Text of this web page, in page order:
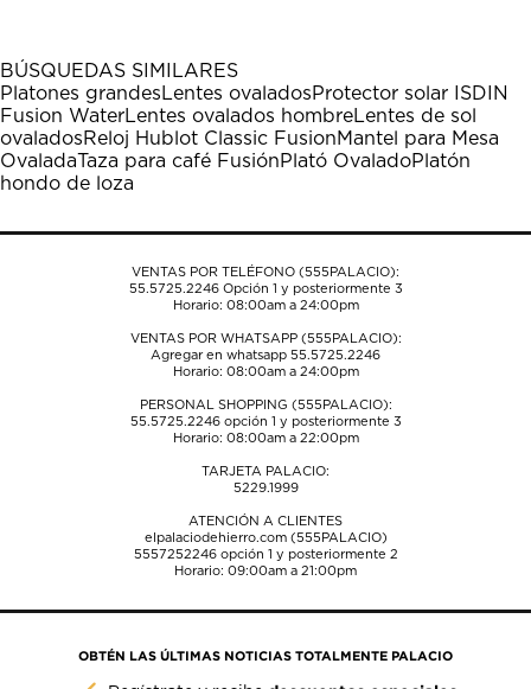
1
estrella
Esta
acción
abrirá
el
formulario
envío.
estrellas.
Esta
acción
abrirá
el
formulario
envío.
estrellas.
Esta
acción
abrirá
el
formulario
envío.
estrellas.
Esta
acción
abrirá
el
formulario
envío.
estrellas.
Esta
acción
abrirá
el
envío.
BÚSQUEDAS SIMILARES
Platones grandes Lentes ovaladosProtector solar ISDIN
Fusion WaterLentes ovalados hombreLentes de sol
ovaladosReloj Hublot Classic FusionMantel para Mesa
OvaladaTaza para café FusiónPlató OvaladoPlatón
hondo de loza
VENTAS POR TELÉFONO (555PALACIO):
55.5725.2246Opción 1 y posteriormente 3
Horario: 08:00am a 24:00pm
VENTAS POR WHATSAPP (555PALACIO):
Agregar en whatsapp 55.5725.2246
Horario: 08:00am a 24:00pm
PERSONAL SHOPPING (555PALACIO):
55.5725.2246opción 1 y posteriormente 3
Horario: 08:00am a 22:00pm
TARJETA PALACIO:
5229.1999
ATENCIÓN A CLIENTES
elpalaciodehierro.com (555PALACIO)
5557252246opción 1 y posteriormente 2
Horario: 09:00am a 21:00pm
OBTÉN LAS ÚLTIMAS NOTICIAS TOTALMENTE PALACIO